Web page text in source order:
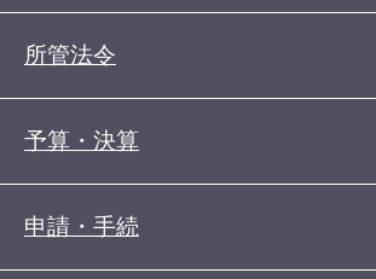
所管法令
予算・決算
申請・手続